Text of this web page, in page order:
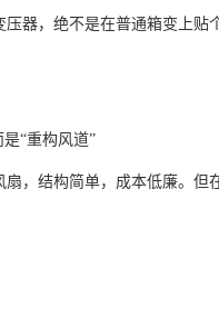
器，绝不是在普通箱变上贴
“重构风道”
，结构简单，成本低廉。但